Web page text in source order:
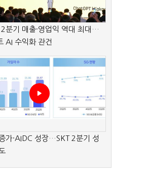
분기 매출·영업익 역대 최대…
AI 수익화 관건
가·AIDC 성장…SKT 2분기 성